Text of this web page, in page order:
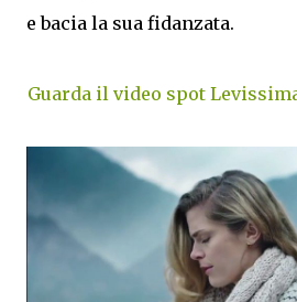
e bacia la sua fidanzata.
Guarda il video spot